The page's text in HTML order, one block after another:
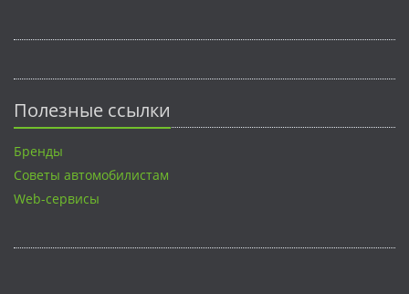
Полезные ссылки
Бренды
Советы автомобилистам
Web-сервисы